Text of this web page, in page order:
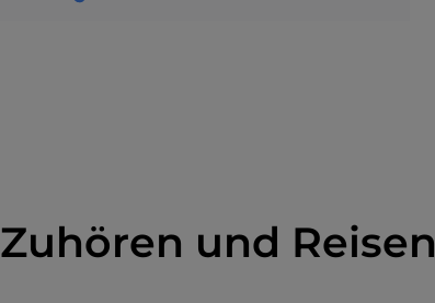
Zuhören und Reisen